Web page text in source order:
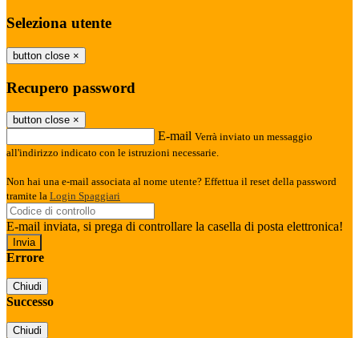
Seleziona utente
button close ×
Recupero password
button close ×
E-mail Verrà inviato un messaggio
all'indirizzo indicato con le istruzioni necessarie.
Non hai una e-mail associata al nome utente? Effettua il reset della password
tramite la Login Spaggiari
E-mail inviata, si prega di controllare la casella di posta elettronica!
Errore
Chiudi
Successo
Chiudi